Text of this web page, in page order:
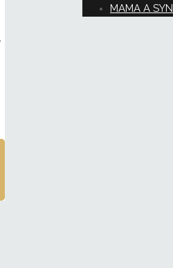
MAMA A SYN